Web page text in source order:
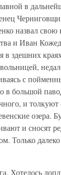
в
назвал свою
и Иван
в здешних
с
большой
и
озера.
и сносят
Только далеко
Хотелось